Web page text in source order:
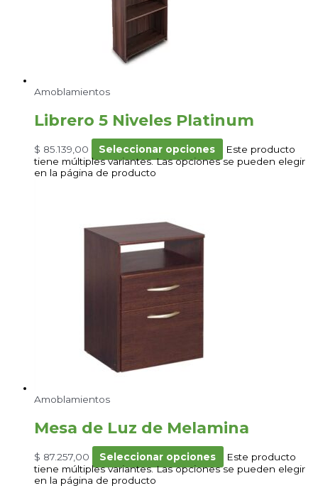
Amoblamientos
Librero 5 Niveles Platinum
$ 85.139,00 Seleccionar opciones
Este producto
tiene múltiples variantes. Las opciones se pueden elegir
en la página de producto
Amoblamientos
Mesa de Luz de Melamina
$ 87.257,00 Seleccionar opciones
Este producto
tiene múltiples variantes. Las opciones se pueden elegir
en la página de producto